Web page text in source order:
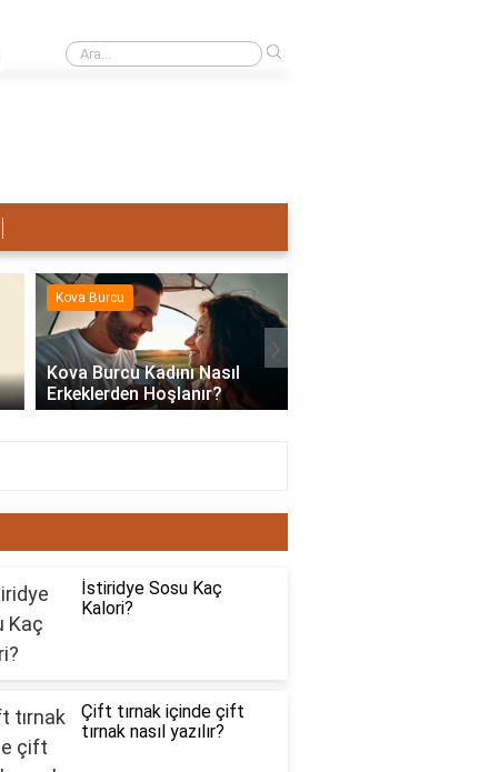
Terazi Erkeği Nasıl Sevişir?
Kova Burcu
Kova Burcu Kadını Nasıl
Erkeklerden Hoşlanır?
›
İstiridye Sosu Kaç
Kalori?
Çift tırnak içinde çift
tırnak nasıl yazılır?